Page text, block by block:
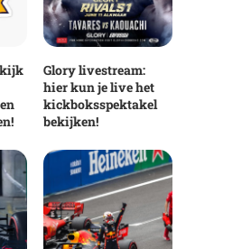
kijk
Glory livestream:
hier kun je live het
kickboksspektakel
bekijken!